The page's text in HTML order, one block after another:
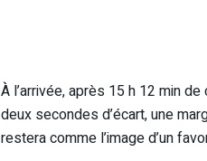
À l’arrivée, après 15 h 12 min
deux secondes d’écart, une
restera comme l’image d’un